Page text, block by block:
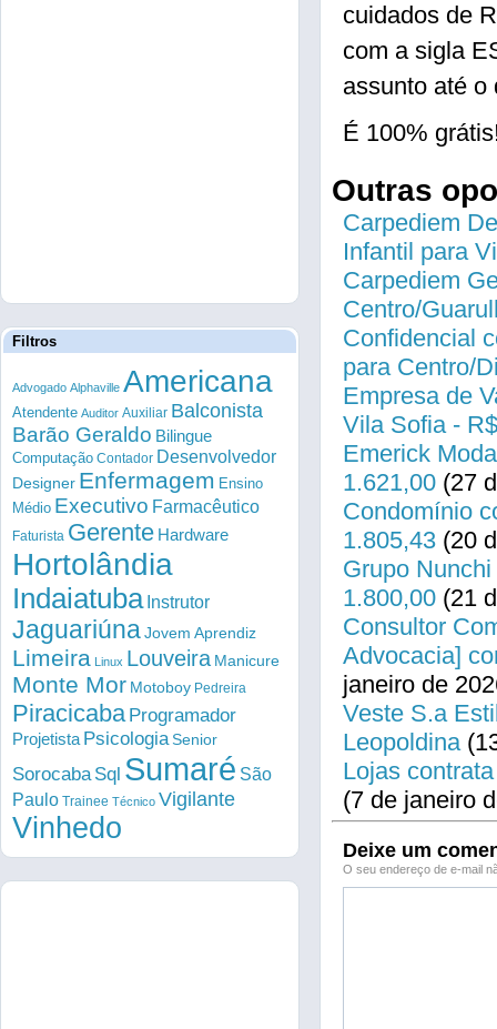
cuidados de
com a sigla
assunto até o
É 100%
Outras
Carpediem
Infantil para
Carpediem
Centro/
Confidencial
para Centro/
Empresa de
Vila Sofia -
Emerick
1.621,00 (27
Condomínio
1.805,43 (20
Grupo
1.800,00 (21
Consultor
Advocacia]
janeiro de
Veste S.a
Leopoldina
Lojas
(7 de janeiro
Deixe um
O seu endereço de e-mail
Filtros
Advogado Alphaville Americana
Atendente Auditor Auxiliar Balconista
Barão Geraldo Bilingue
Computação Contador Desenvolvedor
Designer Enfermagem Ensino
Médio Executivo Farmacêutico
Faturista Gerente Hardware
Hortolândia
Indaiatuba Instrutor
Jaguariúna Jovem Aprendiz
Limeira Linux Louveira Manicure
Monte Mor Motoboy Pedreira
Piracicaba Programador
Projetista PsicologiaSenior
Sorocaba Sql Sumaré São
Paulo Trainee Técnico Vigilante
Vinhedo